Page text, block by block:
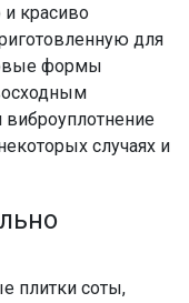
и красиво
для
формы
случаях и
плитки соты,